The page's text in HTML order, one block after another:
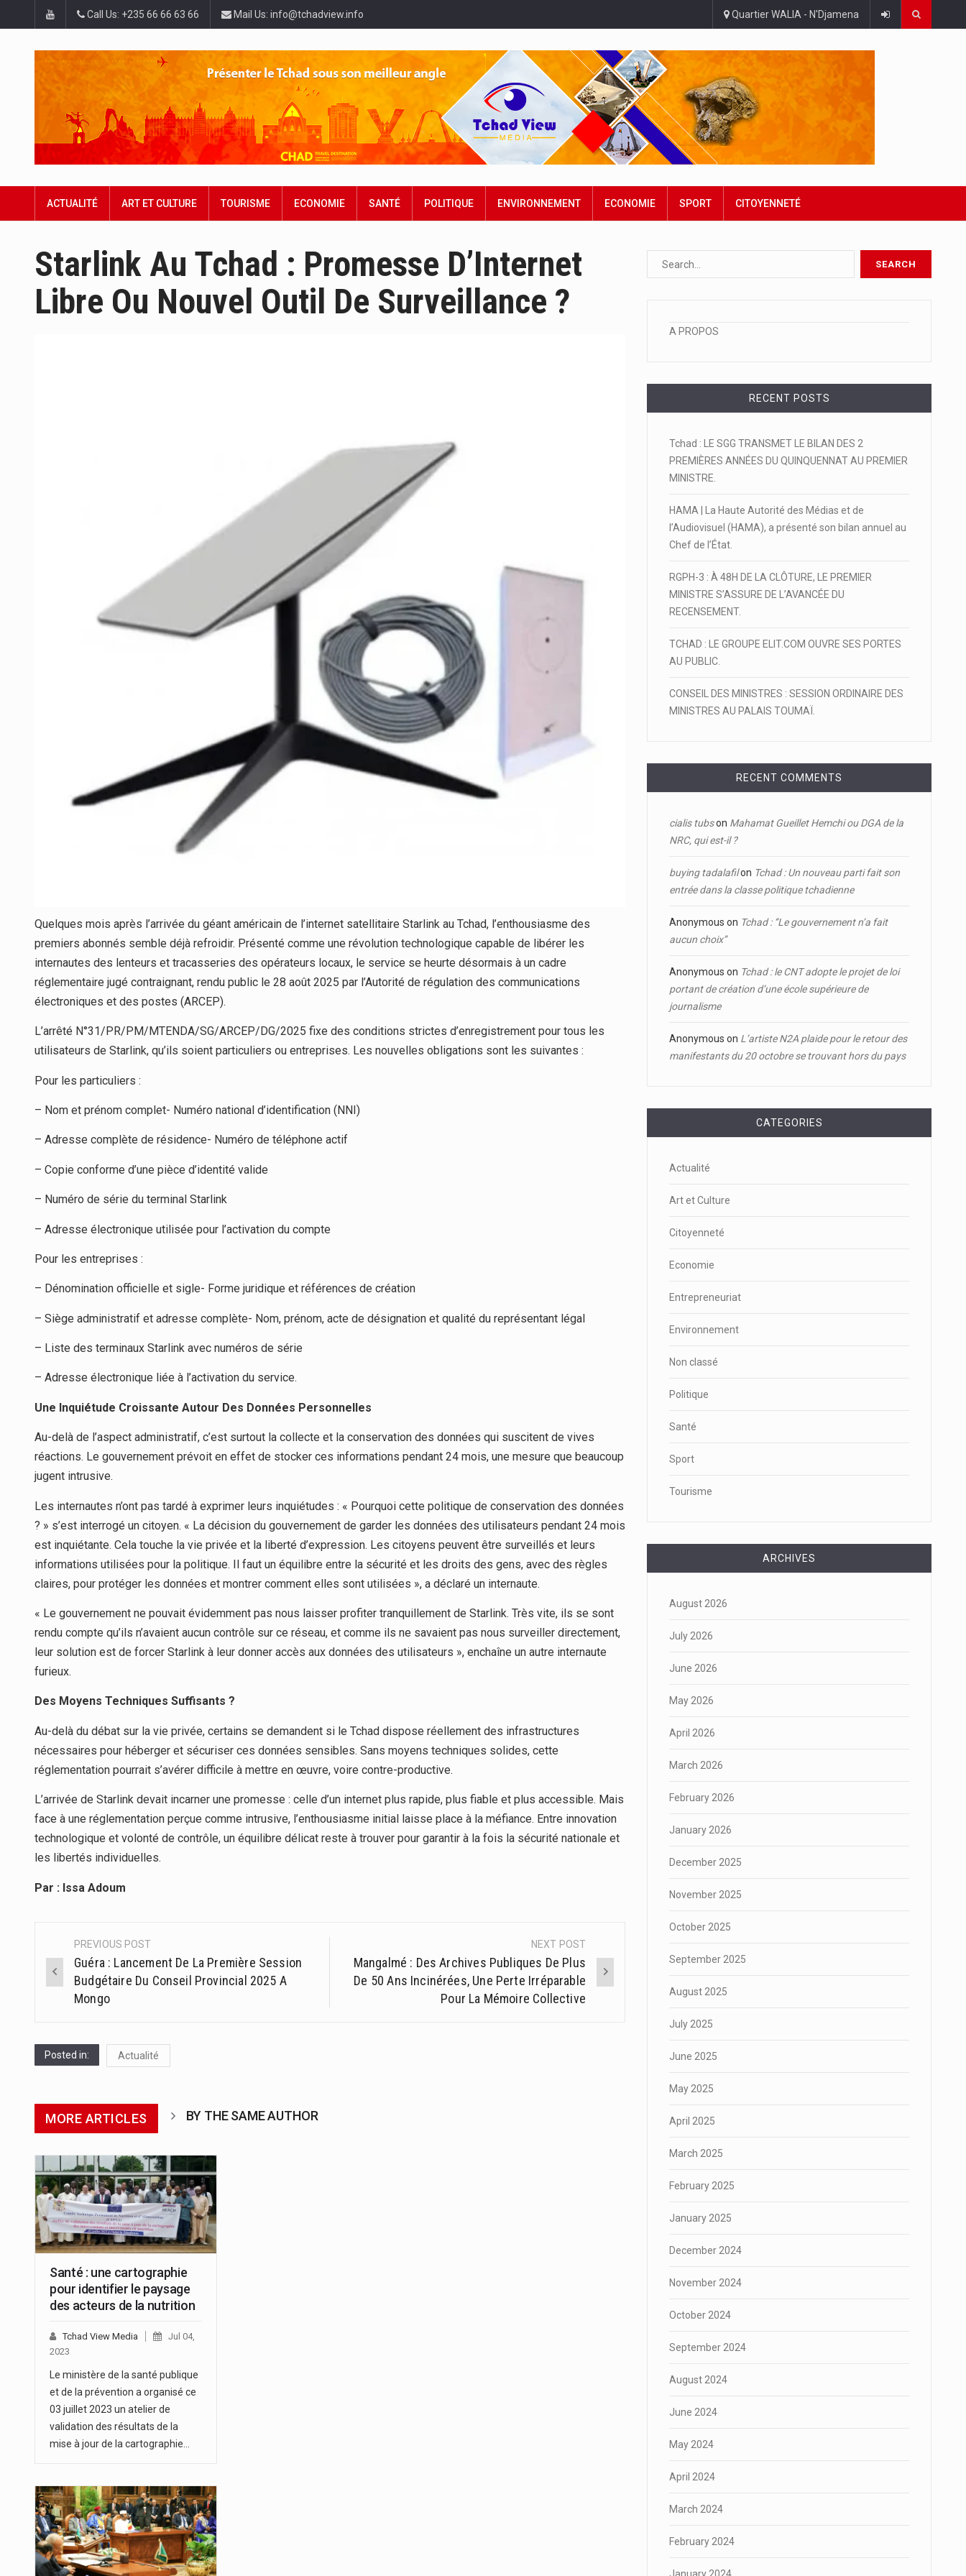
Call Us: +235 66 66 63 66 Mail Us: info@tchadview.info Quartier WALIA - N'Djamena
ACTUALITÉ ART ET CULTURE TOURISME ECONOMIE SANTÉ POLITIQUE ENVIRONNEMENT ECONOMIE SPORT CITOYENNETÉ
Starlink Au Tchad : Promesse D’Internet
Libre Ou Nouvel Outil De Surveillance ?
Quelques mois après l’arrivée du géant américain de l’internet satellitaire Starlink au Tchad, l’enthousiasme des
premiers abonnés semble déjà refroidir. Présenté comme une révolution technologique capable de libérer les
internautes des lenteurs et tracasseries des opérateurs locaux, le service se heurte désormais à un cadre
réglementaire jugé contraignant, rendu public le 28 août 2025 par l’Autorité de régulation des communications
électroniques et des postes (ARCEP).
L’arrêté N°31/PR/PM/MTENDA/SG/ARCEP/DG/2025 fixe des conditions strictes d’enregistrement pour tous les
utilisateurs de Starlink, qu’ils soient particuliers ou entreprises. Les nouvelles obligations sont les suivantes :
Pour les particuliers :
– Nom et prénom complet- Numéro national d’identification (NNI)
– Adresse complète de résidence- Numéro de téléphone actif
– Copie conforme d’une pièce d’identité valide
– Numéro de série du terminal Starlink
– Adresse électronique utilisée pour l’activation du compte
Pour les entreprises :
– Dénomination officielle et sigle- Forme juridique et références de création
– Siège administratif et adresse complète- Nom, prénom, acte de désignation et qualité du représentant légal
– Liste des terminaux Starlink avec numéros de série
– Adresse électronique liée à l’activation du service.
Une Inquiétude Croissante Autour Des Données Personnelles
Au-delà de l’aspect administratif, c’est surtout la collecte et la conservation des données qui suscitent de vives
réactions. Le gouvernement prévoit en effet de stocker ces informations pendant 24 mois, une mesure que beaucoup
jugent intrusive.
Les internautes n’ont pas tardé à exprimer leurs inquiétudes : « Pourquoi cette politique de conservation des données
? » s’est interrogé un citoyen. « La décision du gouvernement de garder les données des utilisateurs pendant 24 mois
est inquiétante. Cela touche la vie privée et la liberté d’expression. Les citoyens peuvent être surveillés et leurs
informations utilisées pour la politique. Il faut un équilibre entre la sécurité et les droits des gens, avec des règles
claires, pour protéger les données et montrer comment elles sont utilisées », a déclaré un internaute.
« Le gouvernement ne pouvait évidemment pas nous laisser profiter tranquillement de Starlink. Très vite, ils se sont
rendu compte qu’ils n’avaient aucun contrôle sur ce réseau, et comme ils ne savaient pas nous surveiller directement,
leur solution est de forcer Starlink à leur donner accès aux données des utilisateurs », enchaîne un autre internaute
furieux.
Des Moyens Techniques Suffisants ?
Au-delà du débat sur la vie privée, certains se demandent si le Tchad dispose réellement des infrastructures
nécessaires pour héberger et sécuriser ces données sensibles. Sans moyens techniques solides, cette
réglementation pourrait s’avérer difficile à mettre en œuvre, voire contre-productive.
L’arrivée de Starlink devait incarner une promesse : celle d’un internet plus rapide, plus fiable et plus accessible. Mais
face à une réglementation perçue comme intrusive, l’enthousiasme initial laisse place à la méfiance. Entre innovation
technologique et volonté de contrôle, un équilibre délicat reste à trouver pour garantir à la fois la sécurité nationale et
les libertés individuelles.
Par : Issa Adoum
Post
navigation
PREVIOUS POST
Guéra : Lancement De La Première Session
Budgétaire Du Conseil Provincial 2025 A
Mongo
NEXT POST
Mangalmé : Des Archives Publiques De Plus
De 50 Ans Incinérées, Une Perte Irréparable
Pour La Mémoire Collective
Posted in: Actualité
MORE ARTICLES BY THE SAME AUTHOR
Santé : une cartographie
pour identifier le paysage
des acteurs de la nutrition
Tchad View Media
Jul 04,
2023
Le ministère de la santé publique
et de la prévention a organisé ce
03 juillet 2023 un atelier de
validation des résultats de la
mise à jour de la cartographie…
A PROPOS
RECENT POSTS
Tchad : LE SGG TRANSMET LE BILAN DES 2
PREMIÈRES ANNÉES DU QUINQUENNAT AU PREMIER
MINISTRE.
HAMA | La Haute Autorité des Médias et de
l’Audiovisuel (HAMA), a présenté son bilan annuel au
Chef de l’État.
RGPH-3 : À 48H DE LA CLÔTURE, LE PREMIER
MINISTRE S’ASSURE DE L’AVANCÉE DU
RECENSEMENT.
TCHAD : LE GROUPE ELIT.COM OUVRE SES PORTES
AU PUBLIC.
CONSEIL DES MINISTRES : SESSION ORDINAIRE DES
MINISTRES AU PALAIS TOUMAÏ.
RECENT COMMENTS
cialis tubson Mahamat Gueillet Hemchi ou DGA de la
NRC, qui est-il ?
buying tadalafilon Tchad : Un nouveau parti fait son
entrée dans la classe politique tchadienne
Anonymous on Tchad : ‘’Le gouvernement n’a fait
aucun choix’’
Anonymous on Tchad : le CNT adopte le projet de loi
portant de création d’une école supérieure de
journalisme
Anonymous on L’artiste N2A plaide pour le retour des
manifestants du 20 octobre se trouvant hors du pays
CATEGORIES
Actualité
Art et Culture
Citoyenneté
Economie
Entrepreneuriat
Environnement
Non classé
Politique
Santé
Sport
Tourisme
ARCHIVES
August 2026
July 2026
June 2026
May 2026
April 2026
March 2026
February 2026
January 2026
December 2025
November 2025
October 2025
September 2025
August 2025
July 2025
June 2025
May 2025
April 2025
March 2025
February 2025
January 2025
December 2024
November 2024
October 2024
September 2024
August 2024
June 2024
May 2024
April 2024
March 2024
February 2024